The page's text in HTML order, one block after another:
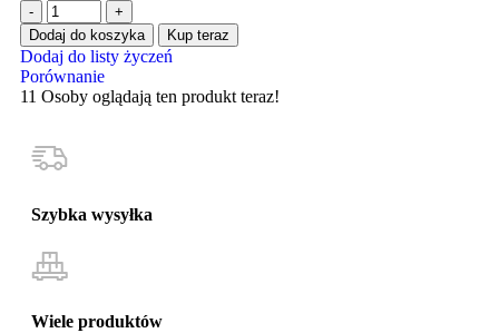
Dodaj do koszyka Kup teraz
Dodaj do listy życzeń
Porównanie
11 Osoby oglądają ten produkt teraz!
Szybka wysyłka
Wiele produktów